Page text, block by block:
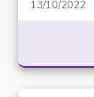
13/10/2022